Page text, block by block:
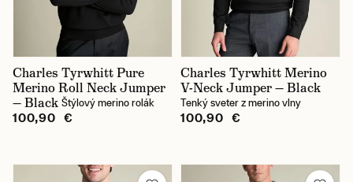
Charles Tyrwhitt Pure
Merino Roll Neck Jumper
— Black Štýlový merino rolák
100,90 €
Charles Tyrwhitt Merino
V-Neck Jumper — Black
Tenký sveter z merino vlny
100,90 €